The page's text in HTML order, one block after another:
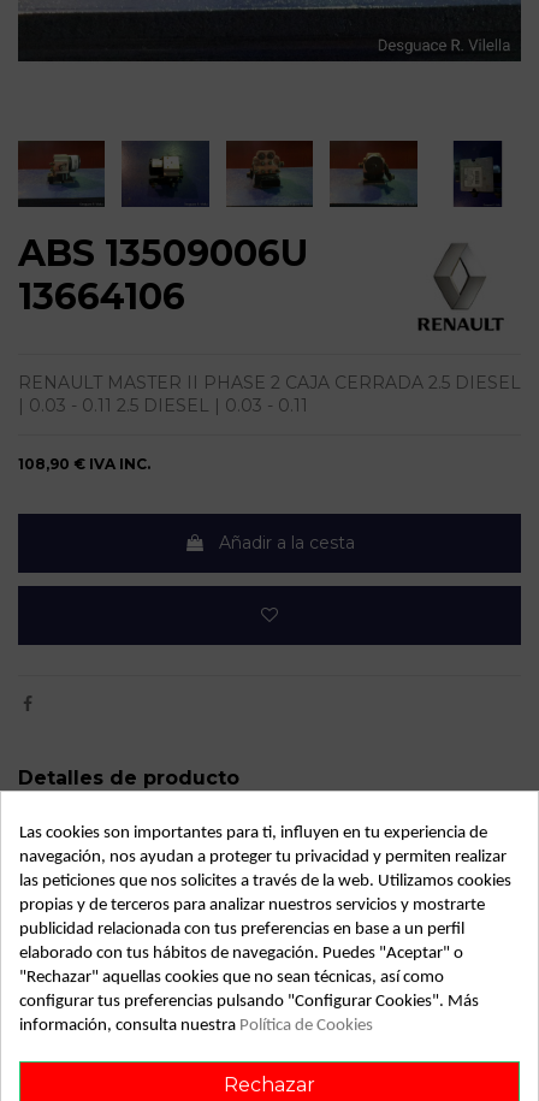
ABS 13509006U
13664106
RENAULT MASTER II PHASE 2 CAJA CERRADA 2.5 DIESEL
| 0.03 - 0.11 2.5 DIESEL | 0.03 - 0.11
108,90 € IVA INC.
Añadir a la cesta
Detalles de producto
OEM:
13509006U
Año fabricación
2003
Código motor
G9U 754
Kilometraje
167.000
Bastidor
VF1FDCUL630254358
Color
Amarillo
Las cookies son importantes para ti, influyen en tu experiencia de
navegación, nos ayudan a proteger tu privacidad y permiten realizar
las peticiones que nos solicites a través de la web. Utilizamos cookies
propias y de terceros para analizar nuestros servicios y mostrarte
publicidad relacionada con tus preferencias en base a un perfil
elaborado con tus hábitos de navegación. Puedes "Aceptar" o
"Rechazar" aquellas cookies que no sean técnicas, así como
configurar tus preferencias pulsando "Configurar Cookies". Más
información, consulta nuestra Política de Cookies
Rechazar